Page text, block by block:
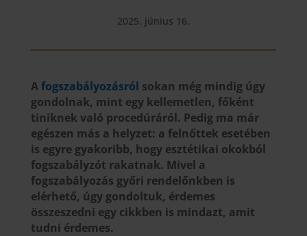
2025. június 16.
Afogszabályozásról sokan még mindig úgy
gondolnak, mint egy kellemetlen, főként
tiniknek való procedúráról. Pedig ma már
egészen más a helyzet: a felnőttek esetében
is egyre gyakoribb, hogy esztétikai okokból
fogszabályzót rakatnak. Mivel a
fogszabályozás győri rendelőnkben is
elérhető, úgy gondoltuk, érdemes
összeszedni egy cikkben is mindazt, amit
tudni érdemes.